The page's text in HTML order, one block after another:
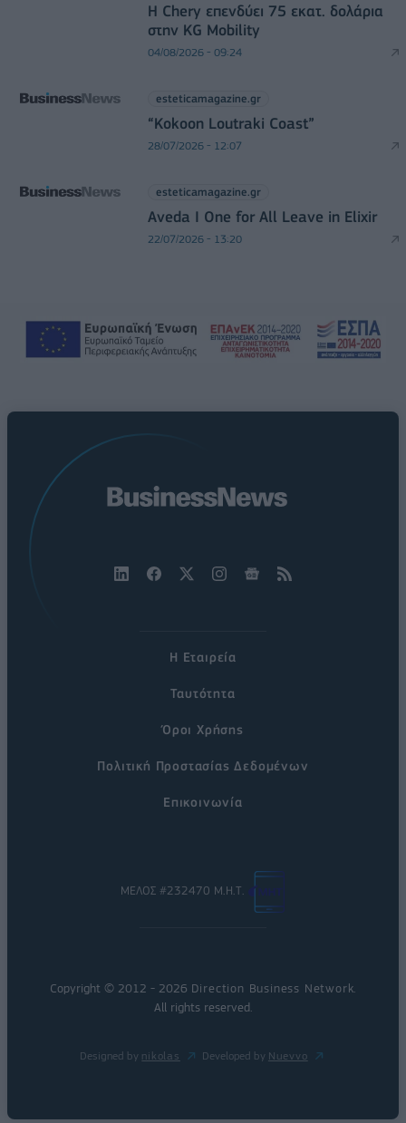
Η Chery επενδύει 75 εκατ. δολάρια
στην KG Mobility
04/08/2026 - 09:24
esteticamagazine.gr
“Kokoon Loutraki Coast”
28/07/2026 - 12:07
esteticamagazine.gr
Aveda I One for All Leave in Elixir
22/07/2026 - 13:20
Η Εταιρεία
Ταυτότητα
Όροι Χρήσης
Πολιτική Προστασίας Δεδομένων
Επικοινωνία
ΜΕΛΟΣ #232470 Μ.Η.Τ.
Copyright © 2012 - 2026 Direction Business Network
All rights reserved.
Designed by nikolas Developed by Nuevvo